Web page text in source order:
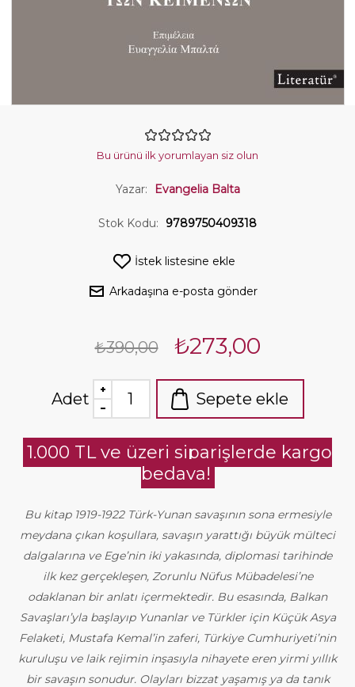
Bu ürünü ilk yorumlayan siz olun
Yazar: Evangelia Balta
Stok Kodu: 9789750409318
İstek listesine ekle
Arkadaşına e-posta gönder
₺390,00 ₺273,00
Adet Sepete ekle
1.000 TL ve üzeri siparişlerde kargo
bedava!
Bu kitap 1919-1922 Türk-Yunan savaşının sona ermesiyle
meydana çıkan koşullara, savaşın yarattığı büyük mülteci
dalgalarına ve Ege’nin iki yakasında, diplomasi tarihinde
ilk kez gerçekleşen, Zorunlu Nüfus Mübadelesi’ne
odaklanan bir anlatı içermektedir. Bu esasında, Balkan
Savaşları’yla başlayıp Yunanlar ve Türkler için Küçük Asya
Felaketi, Mustafa Kemal’in zaferi, Türkiye Cumhuriyeti’nin
kuruluşu ve laik rejimin inşasıyla nihayete eren yirmi yıllık
bir savaşın sonudur. Olayları bizzat yaşamış ya da tanık